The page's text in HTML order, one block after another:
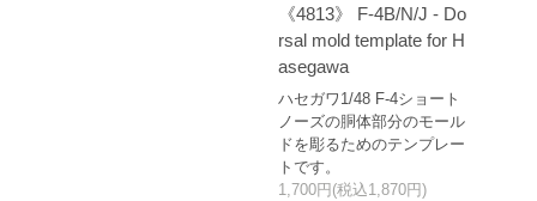
《4813》 F-4B/N/J - Do
rsal mold template for H
asegawa
ハセガワ1/48 F-4ショート
ノーズの胴体部分のモール
ドを彫るためのテンプレー
トです。
1,700円(税込1,870円)